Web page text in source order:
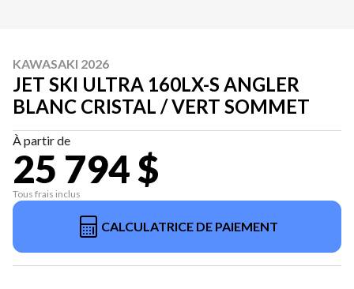
KAWASAKI 2026
JET SKI ULTRA 160LX-S ANGLER
BLANC CRISTAL / VERT SOMMET
À partir de
25 794 $
Tous frais inclus
CALCULATRICE DE PAIEMENT